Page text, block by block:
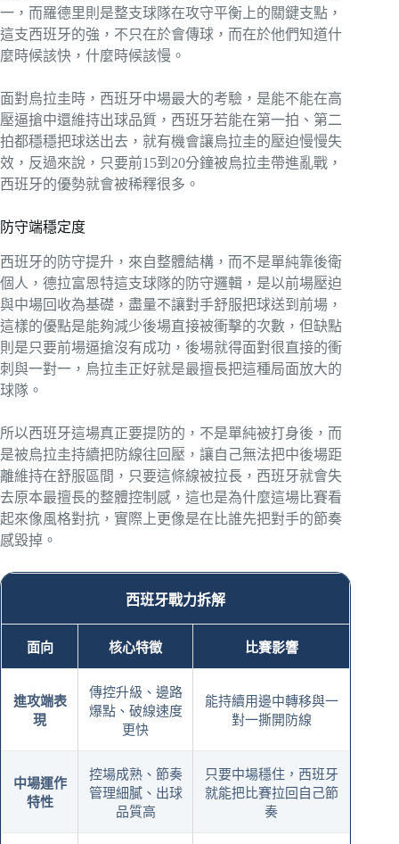
一，而羅德里則是整支球隊在攻守平衡上的關鍵支點，
這支西班牙的強，不只在於會傳球，而在於他們知道什
麼時候該快，什麼時候該慢。
面對烏拉圭時，西班牙中場最大的考驗，是能不能在高
壓逼搶中還維持出球品質，西班牙若能在第一拍、第二
拍都穩穩把球送出去，就有機會讓烏拉圭的壓迫慢慢失
效，反過來說，只要前15到20分鐘被烏拉圭帶進亂戰，
西班牙的優勢就會被稀釋很多。
防守端穩定度
西班牙的防守提升，來自整體結構，而不是單純靠後衛
個人，德拉富恩特這支球隊的防守邏輯，是以前場壓迫
與中場回收為基礎，盡量不讓對手舒服把球送到前場，
這樣的優點是能夠減少後場直接被衝擊的次數，但缺點
則是只要前場逼搶沒有成功，後場就得面對很直接的衝
刺與一對一，烏拉圭正好就是最擅長把這種局面放大的
球隊。
所以西班牙這場真正要提防的，不是單純被打身後，而
是被烏拉圭持續把防線往回壓，讓自己無法把中後場距
離維持在舒服區間，只要這條線被拉長，西班牙就會失
去原本最擅長的整體控制感，這也是為什麼這場比賽看
起來像風格對抗，實際上更像是在比誰先把對手的節奏
感毀掉。
西班牙戰力拆解
面向 核心特徵 比賽影響
進攻端表
現
傳控升級、邊路
爆點、破線速度
更快
能持續用邊中轉移與一
對一撕開防線
中場運作
特性
控場成熟、節奏
管理細膩、出球
品質高
只要中場穩住，西班牙
就能把比賽拉回自己節
奏